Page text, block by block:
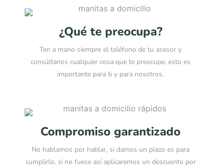
¿Qué te preocupa?
Ten a mano siempre el teléfono de tu asesor y
consúltanos cualquier cosa que te preocupe, esto es
importante para ti y para nosotros.
Compromiso garantizado
No hablamos por hablar, si damos un plazo es para
cumplirlo, si no fuese así aplicaremos un descuento por